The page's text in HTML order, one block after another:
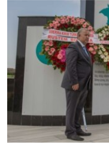
ТЕЛЕПРОЕКТ
СОВЕТЫ
ПРОПАВШИЕ БЕЗ ВЕСТИ
ПОБЕДИТЕЛЕЙ НЕ
КРЫМ.НЕПОКОРЕННЫЙ
ELIFBE
УКРАИНСКАЯ ПРОБЛЕМА
Українською
Qırımtatar
ПРИСОЕДИНЯЙТЕСЬ!